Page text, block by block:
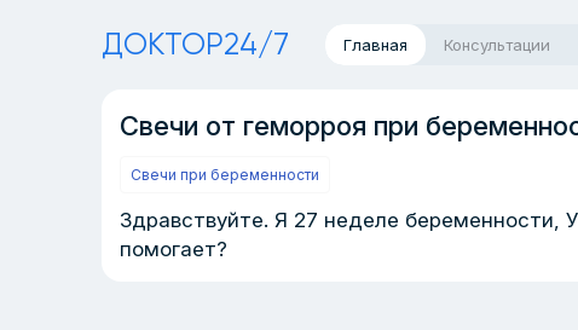
ДОКТОР24/7 Главная Консультации
Свечи от геморроя при
Свечи при беременности
Здравствуйте. Я 27 неделе беременности,
помогает?